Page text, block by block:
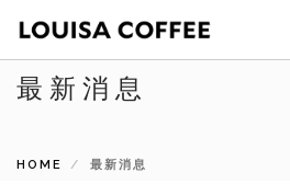
首頁
最新消息
最新消息
HOME 最新消息